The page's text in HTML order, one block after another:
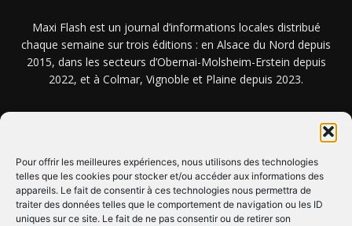
Pour offrir les meilleures expériences, nous utilisons des technologies
telles que les cookies pour stocker et/ou accéder aux informations des
appareils. Le fait de consentir à ces technologies nous permettra de
traiter des données telles que le comportement de navigation ou les ID
uniques sur ce site. Le fait de ne pas consentir ou de retirer son
Maxi Flash est un journal d’informations locales distribué
chaque semaine sur trois éditions : en Alsace du Nord depuis
2015, dans les secteurs d’Obernai-Molsheim-Erstein depuis
2022, et à Colmar, Vignoble et Plaine depuis 2023.
CLIQUEZ ICI !